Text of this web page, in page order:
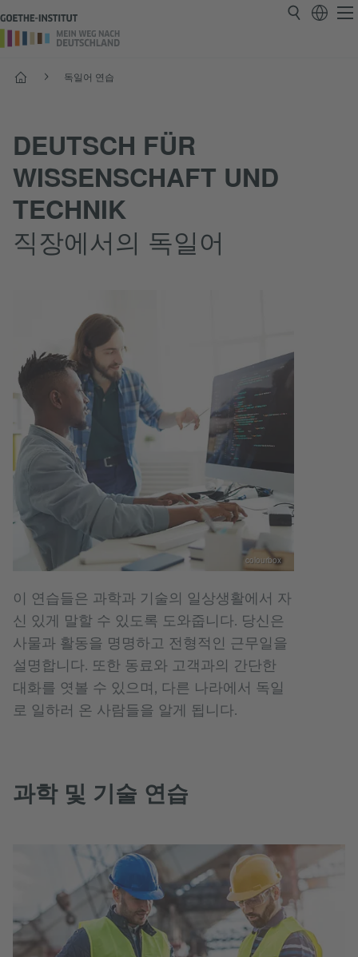
시작 독일어 연습
DEUTSCH FÜR
WISSENSCHAFT UND
TECHNIK
직장에서의 독일어
colourbox
이 연습들은 과학과 기술의 일상생활에서 자
신 있게 말할 수 있도록 도와줍니다. 당신은
사물과 활동을 명명하고 전형적인 근무일을
설명합니다. 또한 동료와 고객과의 간단한
대화를 엿볼 수 있으며, 다른 나라에서 독일
로 일하러 온 사람들을 알게 됩니다.
과학 및 기술 연습